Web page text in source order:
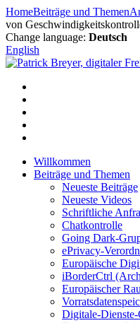
Zum
Inhalt
springen
HomeBeiträge und Themen
von
Change language: Deutsch
English
Willkommen
Beiträge und Themen
Neueste Beiträge
Neueste Videos
Schriftliche
Chatkontrolle
Going Dark-
ePrivacy-
Europäische
iBorderCtrl
Europäischer
Digitale-